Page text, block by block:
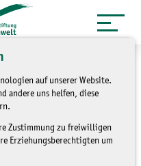
auf unserer Website.
andere uns helfen, diese
Zustimmung zu freiwilligen
Erziehungsberechtigten um